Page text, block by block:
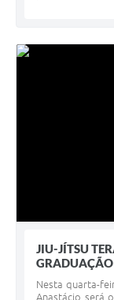
JIU-JÍTSU
Nesta quarta-
Anastácio será